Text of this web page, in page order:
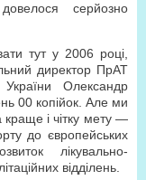
серйозно
тут у 2006 році,
директор ПрАТ
Олександр
00 копійок. Але ми
і чітку мету —
до європейських
лікувально-
відділень.